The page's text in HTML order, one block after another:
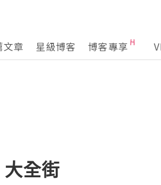
文章 星級博客 博客專享
全街